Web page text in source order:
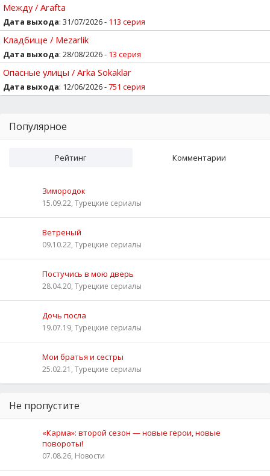
Между / Arafta
Дата выхода: 31/07/2026 - 113 серия
Кладбище / Mezarlik
Дата выхода: 28/08/2026 - 13 серия
Опасные улицы / Arka Sokaklar
Дата выхода: 12/06/2026 -751 серия
Популярное
Рейтинг Комментарии
Зимородок
15.09.22, Турецкие сериалы
Ветреный
09.10.22, Турецкие сериалы
Постучись в мою дверь
28.04.20, Турецкие сериалы
Дочь посла
19.07.19, Турецкие сериалы
Мои братья и сестры
25.02.21, Турецкие сериалы
Не пропустите
«Карма»: второй сезон — новые герои, новые
повороты!
07.08.26, Новости